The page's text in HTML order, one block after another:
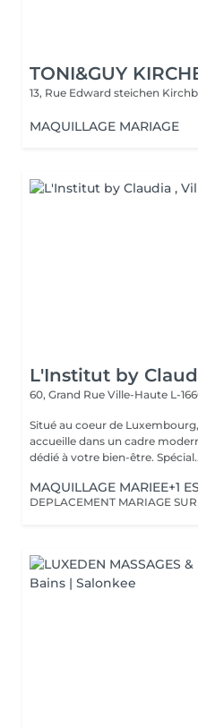
TONI&GUY
13, Rue Edward steichen
MAQUILLAGE MARIAGE
L'Institut by
60, Grand Rue Ville-Haute L-
Situé au coeur de
accueille dans un cadre
dédié à votre bien-être.
MAQUILLAGE MARIEE+1
DEPLACEMENT MARIAGE